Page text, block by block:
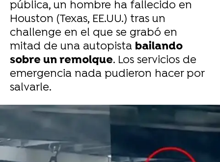
pública, un hombre ha fallecido en
Houston (Texas, EE.UU.) tras un
challenge en el que se grabó en
mitad de una autopista bailando
sobre un remolque. Los servicios de
emergencia nada pudieron hacer por
salvarle.